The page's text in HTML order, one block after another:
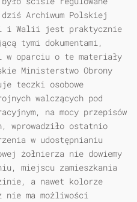
Archiwum Polskiej
i Walii jest praktycznie
tymi dokumentami,
w oparciu o te materiały
Ministerstwo Obrony
teczki osobowe
walczących pod
na mocy przepisów
wprowadziło ostatnio
w udostępnianiu
żołnierza nie dowiemy
miejscu zamieszkania
a nawet kolorze
ma możliwości